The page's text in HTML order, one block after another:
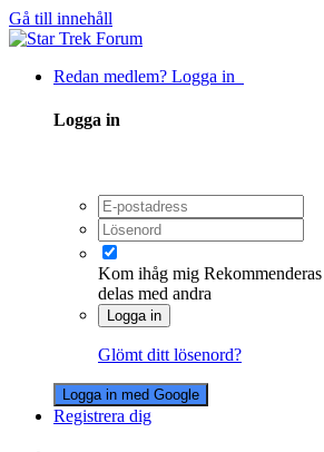
Gå till innehåll
Redan medlem? Logga in
Logga in
Kom ihåg mig
delas med andra
Logga in
Glömt ditt lösenord?
Logga in med Google
Registrera dig